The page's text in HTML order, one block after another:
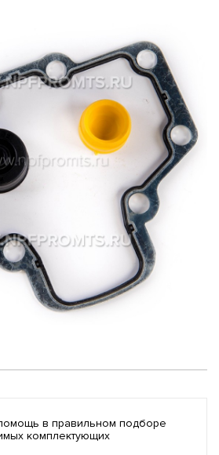
в правильном подборе
комплектующих